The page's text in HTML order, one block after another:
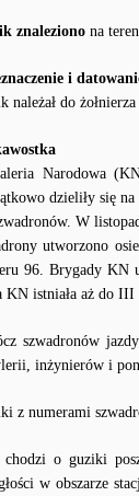
znaleziono na
i
należał do
Narodowa
dzieliły się
W
utworzono
96. Brygady KN
KN istniała aż do
szwadronów
inżynierów i
z numerami
chodzi o guziki
w obszarze